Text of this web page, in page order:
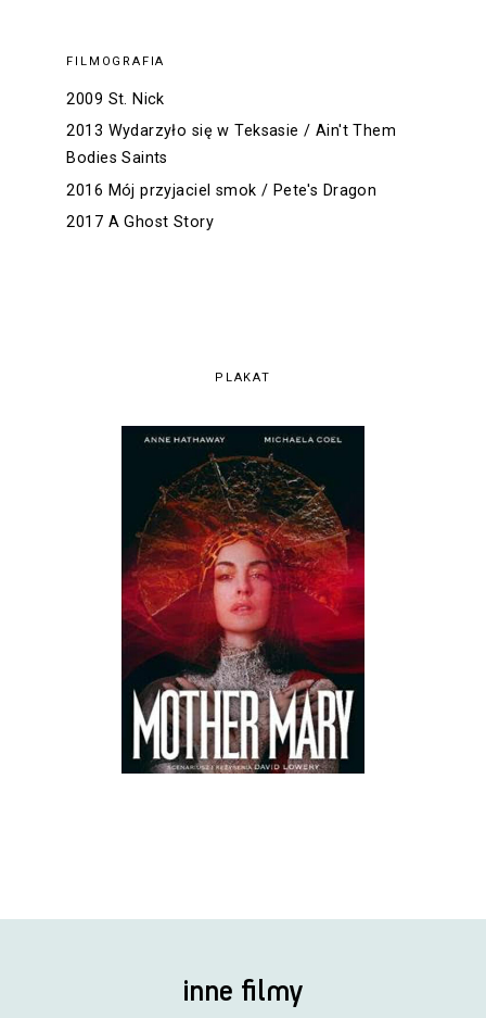
PLAKAT
FILMOGRAFIA
2009 St. Nick
2013 Wydarzyło się w Teksasie / Ain't Them
Bodies Saints
2016 Mój przyjaciel smok / Pete's Dragon
2017 A Ghost Story
inne filmy